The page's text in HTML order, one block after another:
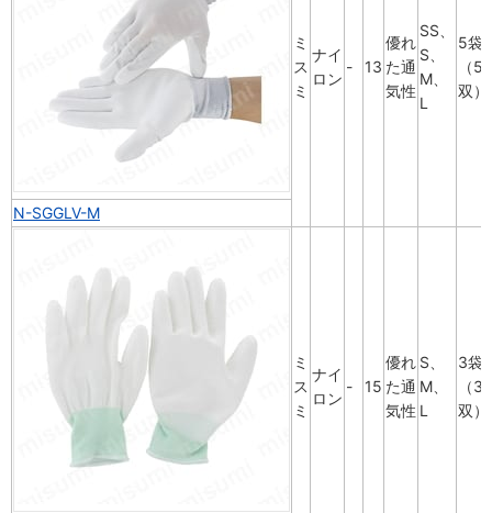
ミ
ス
ミ
ナイ
ロン
- 13
優れ
た通
気性
SS、
S、
M、
L
5袋
（50
双）
N-SGGLV-M
ミ
ス
ミ
ナイ
ロン
- 15
優れ
た通
気性
S、
M、
L
3袋
（30
双）